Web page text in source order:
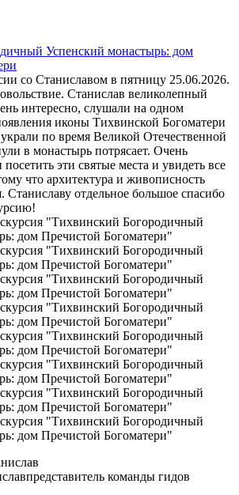
Успенский монастырь: дом
со Станиславом в пятницу 25.06.2026.
Станислав великолепный
интересно, слушали на одном
иконы Тихвинской Богоматери
по время Великой Отечественной
в монастырь потрясает. Очень
эти святые места и увидеть все
что архитектура и живописность
Станиславу отдельное большое спасибо
представитель команды гидов